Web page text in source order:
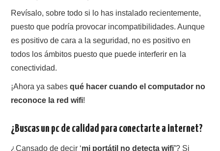
Revísalo, sobre todo si lo has instalado recientemente,
puesto que podría provocar incompatibilidades. Aunque
es positivo de cara a la seguridad, no es positivo en
todos los ámbitos puesto que puede interferir en la
conectividad.
¡Ahora ya sabesqué hacer cuando el computador no
reconoce la red wifi!
¿Buscas un pc de calidad para conectarte a internet?
¿Cansado de decir ‘mi portátil no detecta wifi’? Si